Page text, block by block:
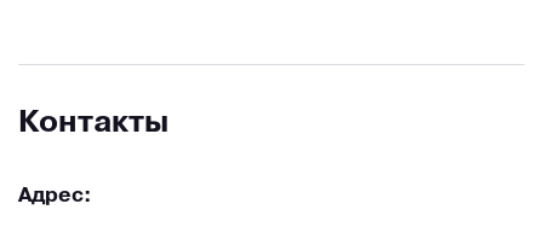
материалов для строительства.
Контакты
Адрес: